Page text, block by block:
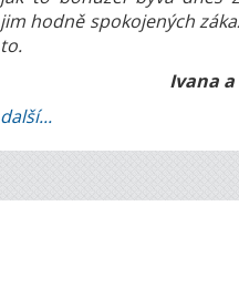
jim hodně spokojených
to.
Ivana
další...